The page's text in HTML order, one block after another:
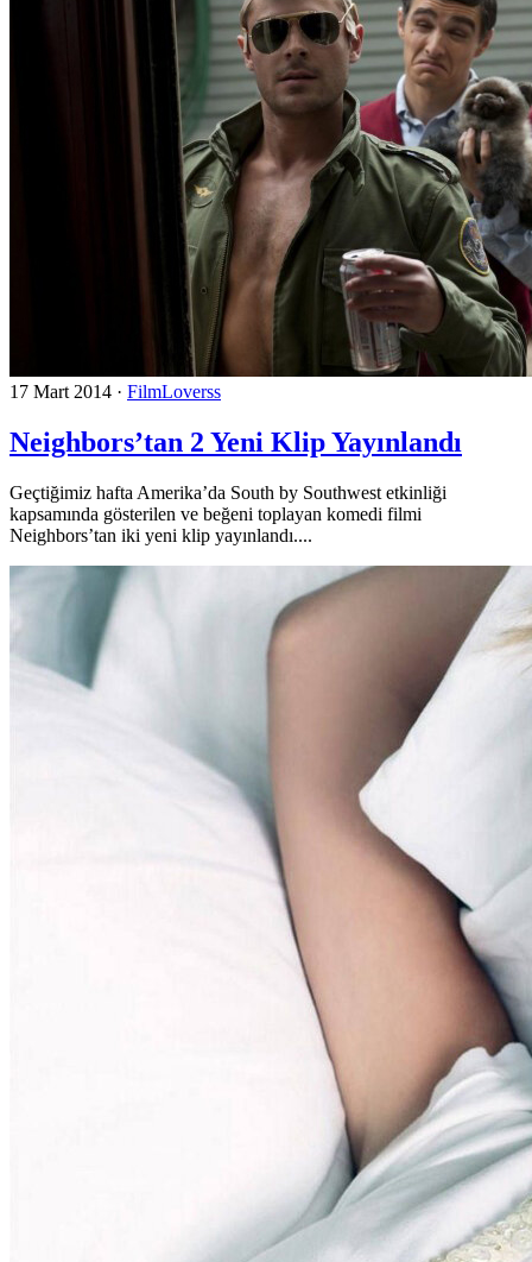
17 Mart 2014 · FilmLoverss
Neighbors’tan 2 Yeni Klip Yayınlandı
Geçtiğimiz hafta Amerika’da South by Southwest etkinliği
kapsamında gösterilen ve beğeni toplayan komedi filmi
Neighbors’tan iki yeni klip yayınlandı....